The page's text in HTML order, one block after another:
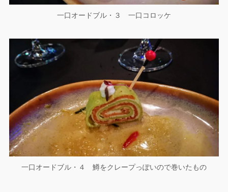
一口オードブル・３ 一口コロッケ
一口オードブル・４ 鱒をクレープっぽいので巻いたもの